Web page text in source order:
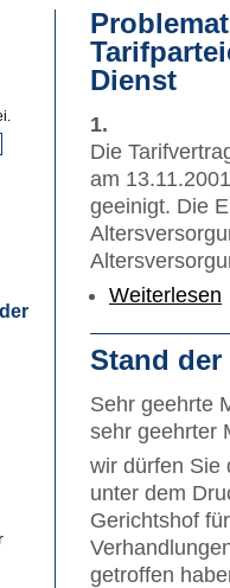
Dienst
1.
Die
am
geeinigt. Die
Weiterlesen
Stand
Sehr geehrte
sehr geehrter
wir dürfen Sie
unter dem
Gerichtshof
getroffen